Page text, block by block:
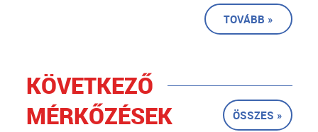
TOVÁBB »
KÖVETKEZŐ
MÉRKŐZÉSEK
ÖSSZES »